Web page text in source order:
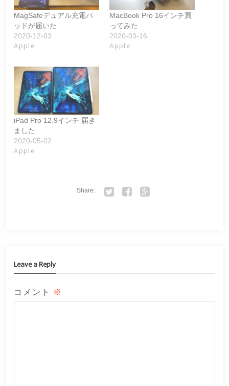
MagSafeデュアル充電パ
ッドが届いた
2020-12-03
Apple
MacBook Pro 16インチ買
ってみた
2020-03-16
Apple
iPad Pro 12.9インチ 届き
ました
2020-05-02
Apple
Share:
Leave a Reply
コメント ※